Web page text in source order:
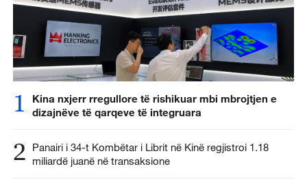
1
Kina nxjerr rregullore të rishikuar mbi mbrojtjen e
dizajnëve të qarqeve të integruara
2
Panairi i 34-t Kombëtar i Librit në Kinë regjistroi 1.18
miliardë juanë në transaksione